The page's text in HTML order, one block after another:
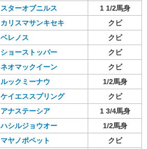
スターオブニルス
1 1/2馬身
カリスマサンキセキ
クビ
ベレノス
クビ
ショーストッパー
クビ
ネオマックイーン
クビ
ルックミーナウ
1/2馬身
ケイエススプリング
クビ
アナステーシア
1 3/4馬身
ハシルジョウオー
1/2馬身
マヤノポペット
クビ